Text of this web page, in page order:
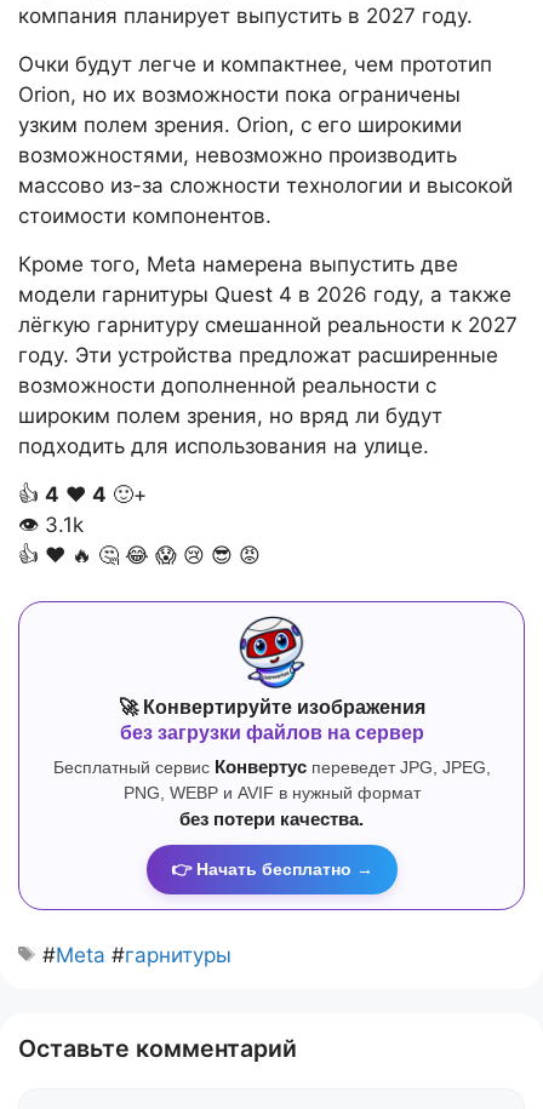
компания планирует выпустить в 2027 году.
Очки будут легче и компактнее, чем прототип
Orion, но их возможности пока ограничены
узким полем зрения. Orion, с его широкими
возможностями, невозможно производить
массово из-за сложности технологии и высокой
стоимости компонентов.
Кроме того, Meta намерена выпустить две
модели гарнитуры Quest 4 в 2026 году, а также
лёгкую гарнитуру смешанной реальности к 2027
году. Эти устройства предложат расширенные
возможности дополненной реальности с
широким полем зрения, но вряд ли будут
подходить для использования на улице.
👍 4 ❤️ 4 🙂+
👁 3.1k
👍 ❤️ 🔥 🤔 😂 😱 😢 😎 😡
🚀 Конвертируйте изображения
без загрузки файлов на сервер
Бесплатный сервис Конвертуспереведет JPG, JPEG,
PNG, WEBP и AVIF в нужный формат
без потери качества.
👉 Начать бесплатно →
#Meta #гарнитуры
Оставьте комментарий